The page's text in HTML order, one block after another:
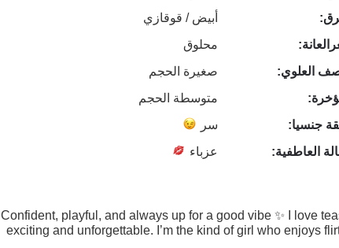
أبيض / قوقازي
محلوق
العلوي:
صغيرة الحجم
متوسطة الحجم
جنسيا:
سر
العاطفية:
عزباء
Confident, playful, and always up for a good vibe ✨ I love
exciting and unforgettable. I’m the kind of girl who enjoys